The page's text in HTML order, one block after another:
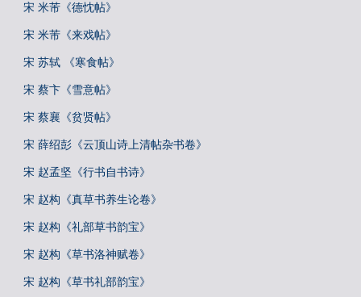
宋 米芾《德忱帖》
宋 米芾《来戏帖》
宋 苏轼 《寒食帖》
宋 蔡卞《雪意帖》
宋 蔡襄《贫贤帖》
宋 薛绍彭《云顶山诗上清帖杂书卷》
宋 赵孟坚《行书自书诗》
宋 赵构《真草书养生论卷》
宋 赵构《礼部草书韵宝》
宋 赵构《草书洛神赋卷》
宋 赵构《草书礼部韵宝》